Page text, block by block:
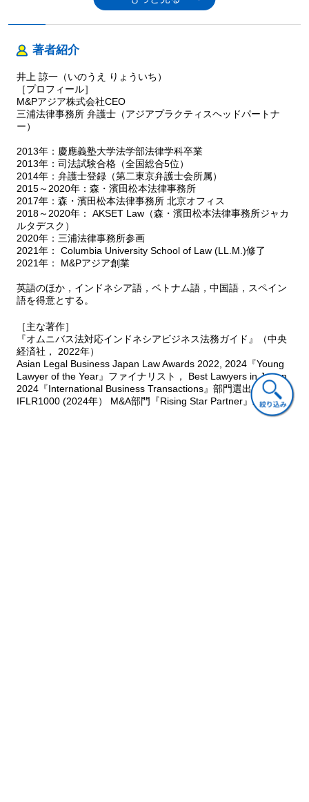
5 立ち入り調査・情報提供命令
6 独禁法コンプライアンス体制構築
第7章 ビジネスと人権
1 「ビジネスと人権」への意識の高まり
2 人権の意義と範囲
3 グローバルスタンダードとしての企業の人権尊重責任
4 海外におけるハードロー化の流れ
5 日本におけるソフトローによる規律
6 海外子会社管理における視点
第8章 カーボンプライシング・排出量削減（ESG・SDGs）
1 総論
2 炭素排出量測定・報告義務
3 炭素排出枠
4 リサイクル義務
5 炭素税
6 カーボンクレジット
第2部 応用編
第1章 各種規定類の整備・運用
2 贈収賄防止規程
3 個人情報保護規程
第2章 海外における法改正への対応
1 総論
2 情報収集の方法（現地側・本社側）
著者紹介
井上 諒一（いのうえ りょういち）
［プロフィール］
M&Pアジア株式会社CEO
三浦法律事務所 弁護士（アジアプラクティスヘッドパートナ
ー）
2013年：慶應義塾大学法学部法律学科卒業
2013年：司法試験合格（全国総合5位）
2014年：弁護士登録（第二東京弁護士会所属）
2015～2020年：森・濱田松本法律事務所
2017年：森・濱田松本法律事務所 北京オフィス
2018～2020年： AKSET Law（森・濱田松本法律事務所ジャカ
ルタデスク）
2020年：三浦法律事務所参画
2021年： Columbia University School of Law (LL.M.)修了
2021年： M&Pアジア創業
英語のほか，インドネシア語，ベトナム語，中国語，スペイン
語を得意とする。
［主な著作］
『オムニバス法対応インドネシアビジネス法務ガイド』（中央
経済社， 2022年）
Asian Legal Business Japan Law Awards 2022, 2024『Young
Lawyer of the Year』ファイナリスト， Best Lawyers in Japan
2024『International Business Transactions』部門選出，および
IFLR1000 (2024年） M&A部門『Rising Star Partner』選出。